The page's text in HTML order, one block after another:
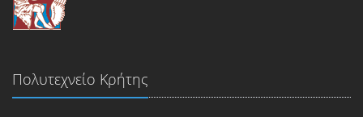
Πολυτεχνείο Κρήτης